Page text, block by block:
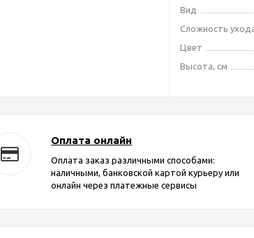
Вид
Сложность
Цвет
Высота, см
Оплата онлайн
Оплата заказ различными способами:
наличными, банковской картой курьеру или
онлайн через платежные сервисы